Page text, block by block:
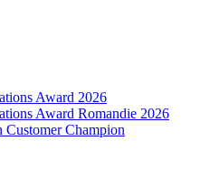
Award 2026
Award Romandie 2026
Champion